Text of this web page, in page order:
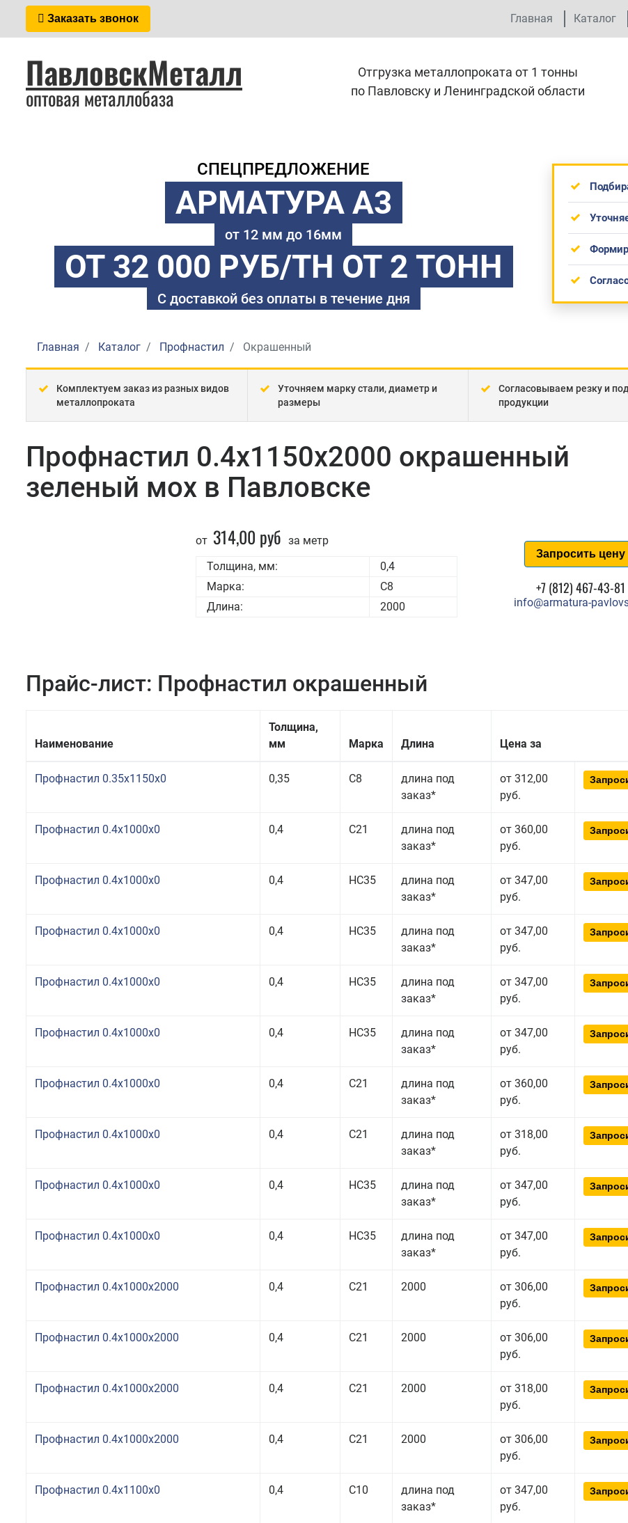
Заказать звонок Главная Каталог
ПавловскМеталл
оптовая металлобаза
Отгрузка металлопроката от 1 тонны
по Павловску и Ленинградской области
СПЕЦПРЕДЛОЖЕНИЕ
АРМАТУРА А3
от 12 мм до 16мм
ОТ 32 000 РУБ/ТН ОТ 2 ТОНН
С доставкой без оплаты в течение дня
Главная Каталог Профнастил Окрашенный
Комплектуем заказ из разных видов
металлопроката
Уточняем марку стали, диаметр и
размеры
Согласовываем резку и
продукции
Профнастил 0.4x1150x2000 окрашенный
зеленый мох в Павловске
от 314,00 руб за метр
Толщина, мм:
0,4
Марка:
С8
Длина:
2000
Запросить цену
+7 (812) 467-43-81
info@armatura-
Прайс-лист: Профнастил окрашенный
Наименование
Толщина,
мм
Марка Длина Цена за
Профнастил 0.35x1150x0 0,35 С8
длина под
заказ*
от 312,00
руб.
Профнастил 0.4x1000x0 0,4 С21
длина под
заказ*
от 360,00
руб.
Профнастил 0.4x1000x0 0,4 НС35
длина под
заказ*
от 347,00
руб.
Профнастил 0.4x1000x0 0,4 НС35
длина под
заказ*
от 347,00
руб.
Профнастил 0.4x1000x0 0,4 НС35
длина под
заказ*
от 347,00
руб.
Профнастил 0.4x1000x0 0,4 НС35
длина под
заказ*
от 347,00
руб.
Профнастил 0.4x1000x0 0,4 С21
длина под
заказ*
от 360,00
руб.
Профнастил 0.4x1000x0 0,4 С21
длина под
заказ*
от 318,00
руб.
Профнастил 0.4x1000x0 0,4 НС35
длина под
заказ*
от 347,00
руб.
Профнастил 0.4x1000x0 0,4 НС35
длина под
заказ*
от 347,00
руб.
Профнастил 0.4x1000x2000 0,4 С21 2000
от 306,00
руб.
Профнастил 0.4x1000x2000 0,4 С21 2000
от 306,00
руб.
Профнастил 0.4x1000x2000 0,4 С21 2000
от 318,00
руб.
Профнастил 0.4x1000x2000 0,4 С21 2000
от 306,00
руб.
Профнастил 0.4x1100x0 0,4 С10
длина под
заказ*
от 347,00
руб.